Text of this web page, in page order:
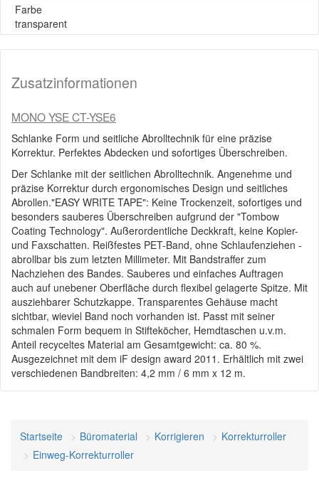
Farbe
transparent
Zusatzinformationen
MONO YSE CT-YSE6
Schlanke Form und seitliche Abrolltechnik für eine präzise
Korrektur. Perfektes Abdecken und sofortiges Überschreiben.
Der Schlanke mit der seitlichen Abrolltechnik. Angenehme und
präzise Korrektur durch ergonomisches Design und seitliches
Abrollen."EASY WRITE TAPE": Keine Trockenzeit, sofortiges und
besonders sauberes Überschreiben aufgrund der "Tombow
Coating Technology". Außerordentliche Deckkraft, keine Kopier-
und Faxschatten. Reißfestes PET-Band, ohne Schlaufenziehen -
abrollbar bis zum letzten Millimeter. Mit Bandstraffer zum
Nachziehen des Bandes. Sauberes und einfaches Auftragen
auch auf unebener Oberfläche durch flexibel gelagerte Spitze. Mit
ausziehbarer Schutzkappe. Transparentes Gehäuse macht
sichtbar, wieviel Band noch vorhanden ist. Passt mit seiner
schmalen Form bequem in Stifteköcher, Hemdtaschen u.v.m.
Anteil recyceltes Material am Gesamtgewicht: ca. 80 %.
Ausgezeichnet mit dem iF design award 2011. Erhältlich mit zwei
verschiedenen Bandbreiten: 4,2 mm / 6 mm x 12 m.
Startseite Büromaterial Korrigieren
Korrekturroller
Einweg-Korrekturroller